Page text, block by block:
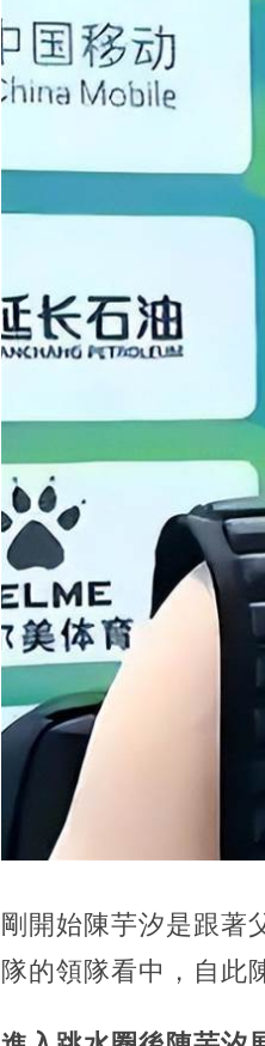
剛開始陳芋汐是跟著
隊的領隊看中，自此